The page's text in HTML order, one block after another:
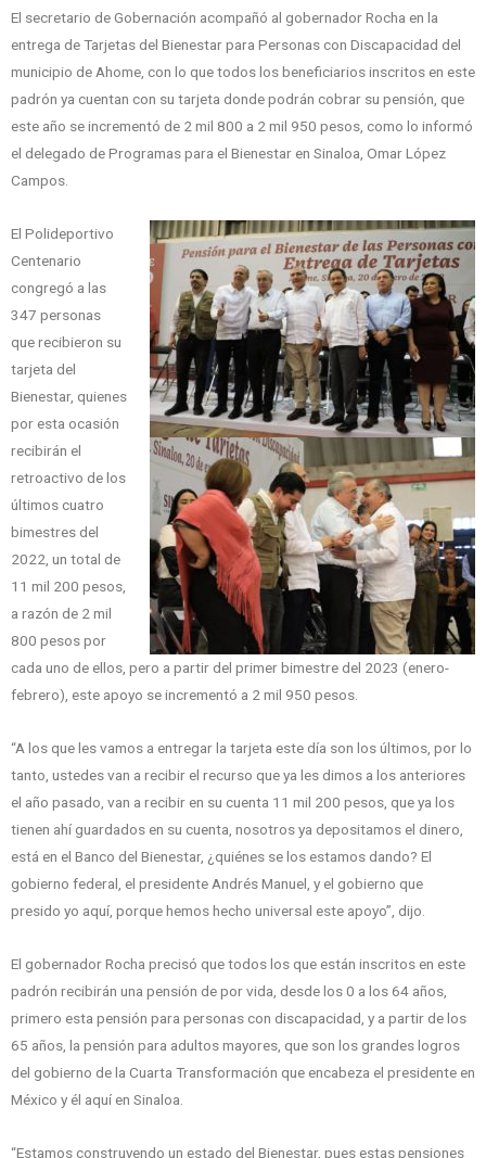
El secretario de Gobernación acompañó al gobernador Rocha en la
entrega de Tarjetas del Bienestar para Personas con Discapacidad del
municipio de Ahome, con lo que todos los beneficiarios inscritos en este
padrón ya cuentan con su tarjeta donde podrán cobrar su pensión, que
este año se incrementó de 2 mil 800 a 2 mil 950 pesos, como lo informó
el delegado de Programas para el Bienestar en Sinaloa, Omar López
Campos.
El Polideportivo
Centenario
congregó a las
347 personas
que recibieron su
tarjeta del
Bienestar, quienes
por esta ocasión
recibirán el
retroactivo de los
últimos cuatro
bimestres del
2022, un total de
11 mil 200 pesos,
a razón de 2 mil
800 pesos por
cada uno de ellos, pero a partir del primer bimestre del 2023 (enero-
febrero), este apoyo se incrementó a 2 mil 950 pesos.
“A los que les vamos a entregar la tarjeta este día son los últimos, por lo
tanto, ustedes van a recibir el recurso que ya les dimos a los anteriores
el año pasado, van a recibir en su cuenta 11 mil 200 pesos, que ya los
tienen ahí guardados en su cuenta, nosotros ya depositamos el dinero,
está en el Banco del Bienestar, ¿quiénes se los estamos dando? El
gobierno federal, el presidente Andrés Manuel, y el gobierno que
presido yo aquí, porque hemos hecho universal este apoyo”, dijo.
El gobernador Rocha precisó que todos los que están inscritos en este
padrón recibirán una pensión de por vida, desde los 0 a los 64 años,
primero esta pensión para personas con discapacidad, y a partir de los
65 años, la pensión para adultos mayores, que son los grandes logros
del gobierno de la Cuarta Transformación que encabeza el presidente en
México y él aquí en Sinaloa.
“Estamos construyendo un estado del Bienestar, pues estas pensiones